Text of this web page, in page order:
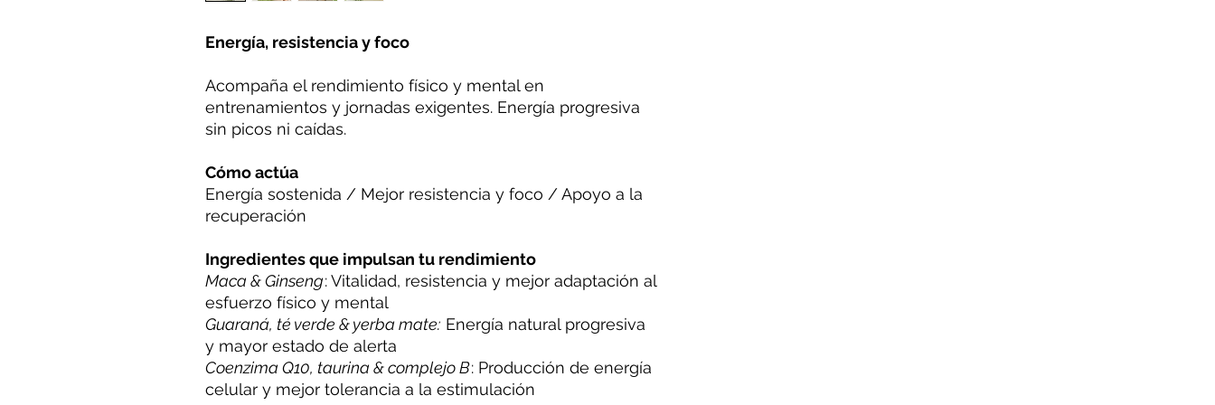
Energía, resistencia y foco
Acompaña el rendimiento físico y mental en
entrenamientos y jornadas exigentes. Energía progresiva
sin picos ni caídas.
Cómo actúa
Energía sostenida / Mejor resistencia y foco / Apoyo a la
recuperación
Ingredientes que impulsan tu rendimiento
Maca & Ginseng: Vitalidad, resistencia y mejor adaptación al
esfuerzo físico y mental
Guaraná, té verde & yerba mate: Energía natural progresiva
y mayor estado de alerta
Coenzima Q10, taurina & complejo B: Producción de energía
celular y mejor tolerancia a la estimulación